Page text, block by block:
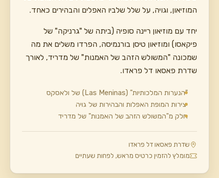
המוזיאון, וגויה, על שלל שלביו האפלים והבהירים כאחד.
יחד עם מוזיאון ריינה סופיה (ביתה של "גרניקה" של
פיקאסו) ומוזיאון טיסן בורנמיסה, הפרדו משלים את מה
שמכונה "המשולש הזהב של האמנות" של מדריד, לאורך
שדרת פאסאו דל פראדו.
"הנערות המלכותיות" (Las Meninas) של ולאסקס
יצירות המופת האפלות והבהירות של גויה
חלק מ"המשולש הזהב של האמנות" של מדריד
שדרת פאסאו דל פראדו
מומלץ להזמין כרטיס מראש, לפחות שעתיים